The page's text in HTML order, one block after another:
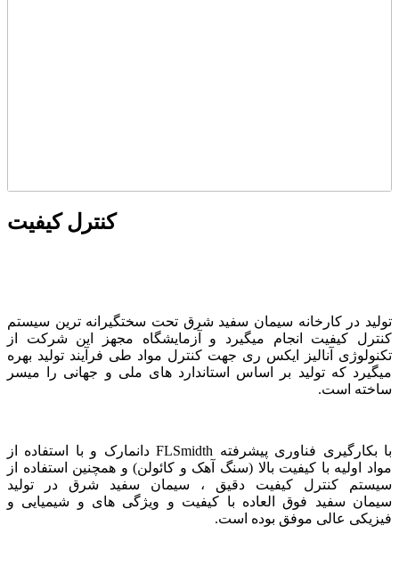
کنترل کیفیت
تولید در کارخانه سیمان سفید شرق تحت سختگیرانه ترین سیستم
کنترل کیفیت انجام میگیرد و آزمایشگاه مجهز این شرکت از
تکنولوژی آنالیز ایکس ری جهت کنترل مواد طی فرآیند تولید بهره
میگیرد که تولید بر اساس استاندارد های ملی و جهانی را میسر
ساخته است.
با بکارگیری فناوری پیشرفته FLSmidth دانمارک و با استفاده از
مواد اولیه با کیفیت بالا (سنگ آهک و کائولن) و همچنین استفاده از
سیستم کنترل کیفیت دقیق ، سیمان سفید شرق در تولید
سیمان سفید فوق العاده با کیفیت و ویژگی های و شیمیایی و
فیزیکی عالی موفق بوده است.